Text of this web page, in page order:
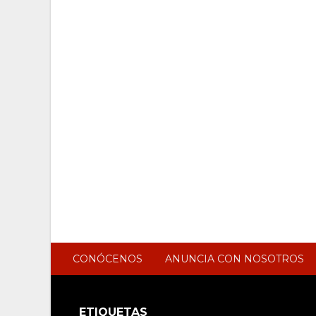
CONÓCENOS ANUNCIA CON NOSOTROS
ETIQUETAS